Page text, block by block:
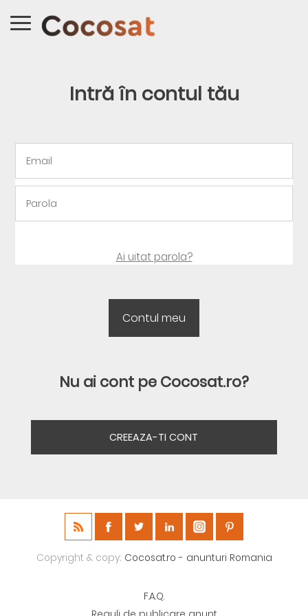
Intră în contul tău
Ai uitat parola?
Nu ai cont pe Cocosat.ro?
CREEAZA-TI CONT
Copyright & copy; Cocosat.ro - anunturi Romania
F.A.Q.